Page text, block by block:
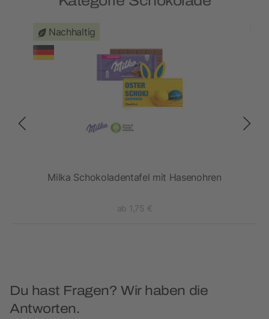
Nachhaltig
Milka Schokoladentafel mit Hasenohren
ab 1,75 €
Du hast Fragen? Wir haben die
Antworten.